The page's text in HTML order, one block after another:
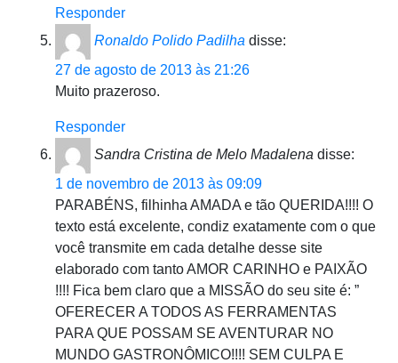
Responder
Ronaldo Polido Padilha disse:
27 de agosto de 2013 às 21:26
Muito prazeroso.
Responder
Sandra Cristina de Melo Madalena disse:
1 de novembro de 2013 às 09:09
PARABÉNS, filhinha AMADA e tão QUERIDA!!!! O
texto está excelente, condiz exatamente com o que
você transmite em cada detalhe desse site
elaborado com tanto AMOR CARINHO e PAIXÃO
!!!! Fica bem claro que a MISSÃO do seu site é: ”
OFERECER A TODOS AS FERRAMENTAS
PARA QUE POSSAM SE AVENTURAR NO
MUNDO GASTRONÔMICO!!!! SEM CULPA E